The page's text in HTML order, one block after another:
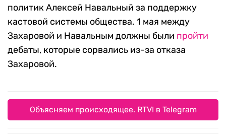
политик Алексей Навальный за поддержку
кастовой системы общества. 1 мая между
Захаровой и Навальным должны были пройти
дебаты, которые сорвались из-за отказа
Захаровой.
Объясняем происходящее. RTVI в Telegram